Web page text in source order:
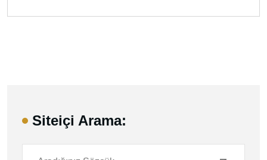
Siteiçi Arama: